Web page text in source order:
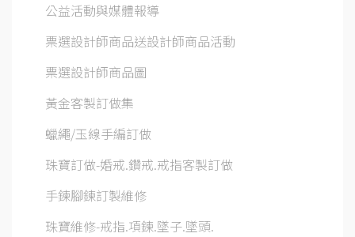
公益活動與媒體報導
票選設計師商品送設計師商品活動
票選設計師商品圖
黃金客製訂做集
蠟繩/玉線手編訂做
珠寶訂做-婚戒.鑽戒.戒指客製訂做
手鍊腳鍊訂製維修
珠寶維修-戒指.項鍊.墜子.墜頭.